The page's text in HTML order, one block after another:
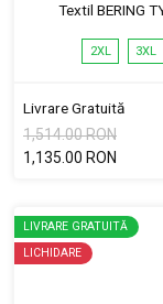
Textil BERING
2XL 3XL
Livrare Gratuită
1,514.00 RON
1,135.00 RON
LIVRARE GRATUITĂ
LICHIDARE